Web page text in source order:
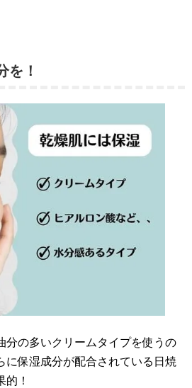
を！
分の多いクリームタイプを使うの
に保湿成分が配合されている日焼
的！